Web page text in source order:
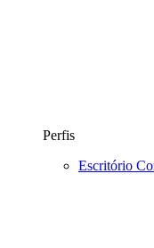
Perfis
Escritório